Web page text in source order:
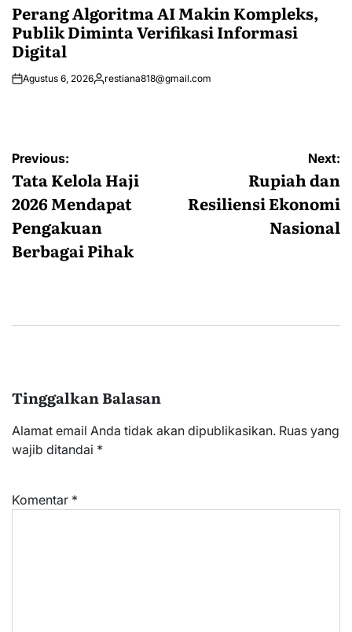
Perang Algoritma AI Makin Kompleks,
Publik Diminta Verifikasi Informasi
Digital
Agustus 6, 2026Posted
restiana818@gmail.com
Navigasi
pos
Previous:
Tata Kelola Haji
2026 Mendapat
Pengakuan
Berbagai Pihak
Next:
Rupiah dan
Resiliensi Ekonomi
Nasional
Tinggalkan Balasan
Alamat email Anda tidak akan dipublikasikan. Ruas yang
wajib ditandai *
Komentar *